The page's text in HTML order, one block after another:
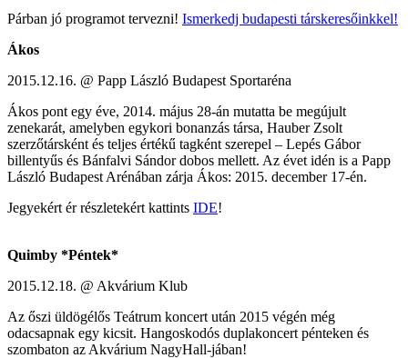
Párban jó programot tervezni! Ismerkedj budapesti társkeresőinkkel!
Ákos
2015.12.16. @ Papp László Budapest Sportaréna
Ákos pont egy éve, 2014. május 28-án mutatta be megújult
zenekarát, amelyben egykori bonanzás társa, Hauber Zsolt
szerzőtársként és teljes értékű tagként szerepel – Lepés Gábor
billentyűs és Bánfalvi Sándor dobos mellett. Az évet idén is a Papp
László Budapest Arénában zárja Ákos: 2015. december 17-én.
Jegyekért ér részletekért kattints IDE!
Quimby *Péntek*
2015.12.18. @ Akvárium Klub
Az őszi üldögélős Teátrum koncert után 2015 végén még
odacsapnak egy kicsit. Hangoskodós duplakoncert pénteken és
szombaton az Akvárium NagyHall-jában!